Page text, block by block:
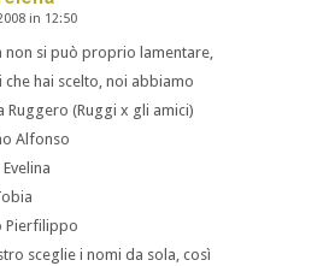
in 12:50
non si può proprio lamentare,
che hai scelto, noi abbiamo
Ruggero (Ruggi x gli amici)
Alfonso
Pierfilippo
sceglie i nomi da sola, così